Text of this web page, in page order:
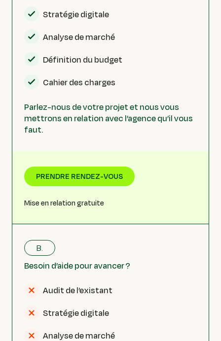
Stratégie digitale
Analyse de marché
Définition du budget
Cahier des charges
Parlez-nous de votre projet et nous vous
mettrons en relation avec l’agence qu’il vous
faut.
PRENDRE RENDEZ-VOUS
Mise en relation gratuite
B.
Besoin d’aide pour avancer ?
Audit de l’existant
Stratégie digitale
Analyse de marché